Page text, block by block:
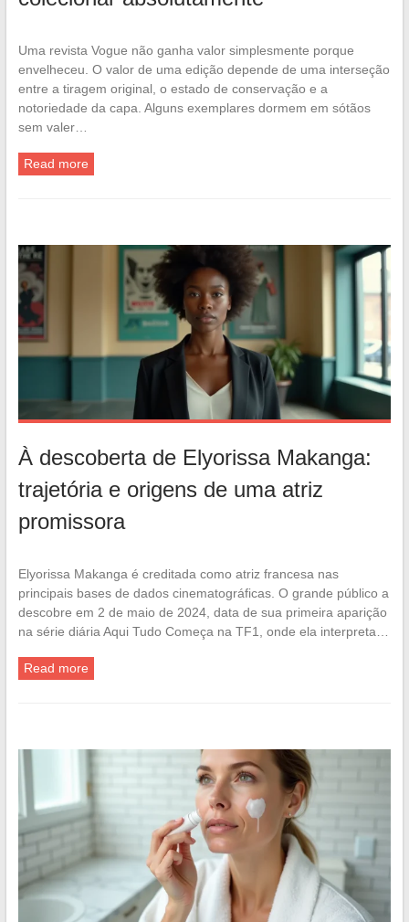
Uma revista Vogue não ganha valor simplesmente porque
envelheceu. O valor de uma edição depende de uma interseção
entre a tiragem original, o estado de conservação e a
notoriedade da capa. Alguns exemplares dormem em sótãos
sem valer…
Read more
À descoberta de Elyorissa Makanga:
trajetória e origens de uma atriz
promissora
Elyorissa Makanga é creditada como atriz francesa nas
principais bases de dados cinematográficas. O grande público a
descobre em 2 de maio de 2024, data de sua primeira aparição
na série diária Aqui Tudo Começa na TF1, onde ela interpreta…
Read more